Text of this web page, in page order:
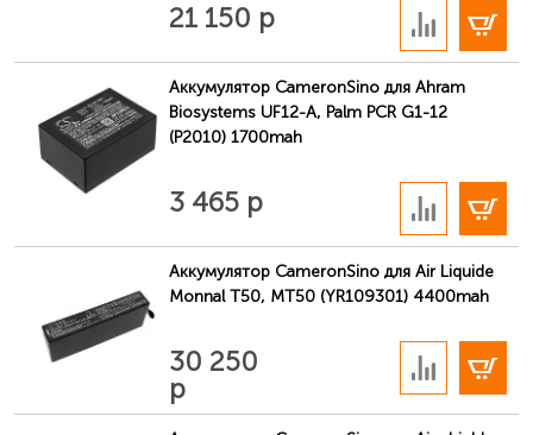
21 150 р
Аккумулятор CameronSino для Ahram
Biosystems UF12-A, Palm PCR G1-12
(P2010) 1700mah
3 465 р
Аккумулятор CameronSino для Air Liquide
Monnal T50, MT50 (YR109301) 4400mah
30 250
р